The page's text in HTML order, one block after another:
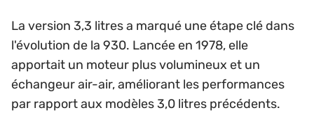
La version 3,3 litres a marqué une étape clé dans
l'évolution de la 930. Lancée en 1978, elle
apportait un moteur plus volumineux et un
échangeur air-air, améliorant les performances
par rapport aux modèles 3,0 litres précédents.